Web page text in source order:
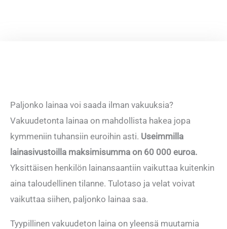
Paljonko lainaa voi saada ilman vakuuksia?
Vakuudetonta lainaa on mahdollista hakea jopa
kymmeniin tuhansiin euroihin asti. Useimmilla
lainasivustoilla maksimisumma on 60 000 euroa.
Yksittäisen henkilön lainansaantiin vaikuttaa kuitenkin
aina taloudellinen tilanne. Tulotaso ja velat voivat
vaikuttaa siihen, paljonko lainaa saa.
Tyypillinen vakuudeton laina on yleensä muutamia